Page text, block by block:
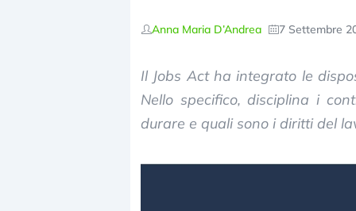
Anna Maria D’Andrea 7 Settembre
Il Jobs Act ha integrato le
Nello specifico, disciplina i
durare e quali sono i diritti del